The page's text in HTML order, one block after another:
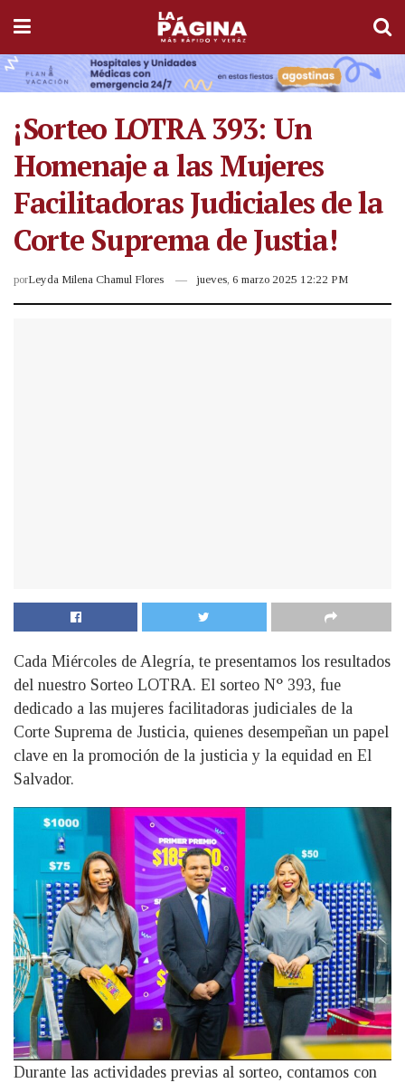
¡Sorteo LOTRA 393: Un
Homenaje a las Mujeres
Facilitadoras Judiciales de la
Corte Suprema de Justia!
porLeyda Milena Chamul Flores jueves, 6 marzo 2025 12:22 PM
Cada Miércoles de Alegría, te presentamos los resultados
del nuestro Sorteo LOTRA. El sorteo N° 393, fue
dedicado a las mujeres facilitadoras judiciales de la
Corte Suprema de Justicia, quienes desempeñan un papel
clave en la promoción de la justicia y la equidad en El
Salvador.
Durante las actividades previas al sorteo, contamos con